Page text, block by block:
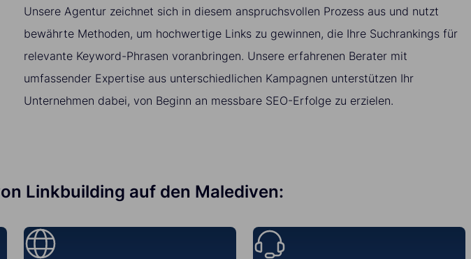
Unsere Agentur zeichnet sich in diesem anspruchsvollen Prozess aus und nutzt
bewährte Methoden, um hochwertige Links zu gewinnen, die Ihre Suchrankings für
relevante Keyword-Phrasen voranbringen. Unsere erfahrenen Berater mit
umfassender Expertise aus unterschiedlichen Kampagnen unterstützen Ihr
Unternehmen dabei, von Beginn an messbare SEO-Erfolge zu erzielen.
Linkbuilding auf den Malediven: